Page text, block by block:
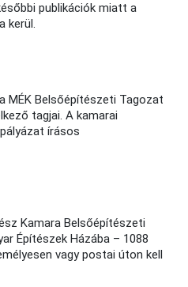
publikációk miatt a
kerül.
MÉK Belsőépítészeti Tagozat
tagjai. A kamarai
írásos
Kamara Belsőépítészeti
Építészek Házába – 1088
vagy postai úton kell